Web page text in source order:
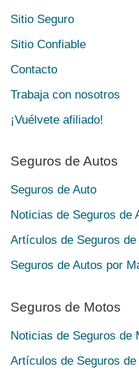
Sitio Seguro
Sitio Confiable
Contacto
Trabaja con nosotros
¡Vuélvete afiliado!
Seguros de Autos
Seguros de Auto
Noticias de Seguros de
Artículos de Seguros de
Seguros de Autos por
Seguros de Motos
Noticias de Seguros de
Artículos de Seguros de